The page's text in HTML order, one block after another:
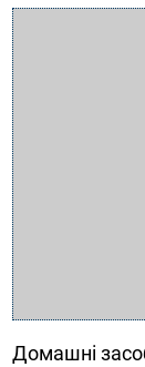
Домашні